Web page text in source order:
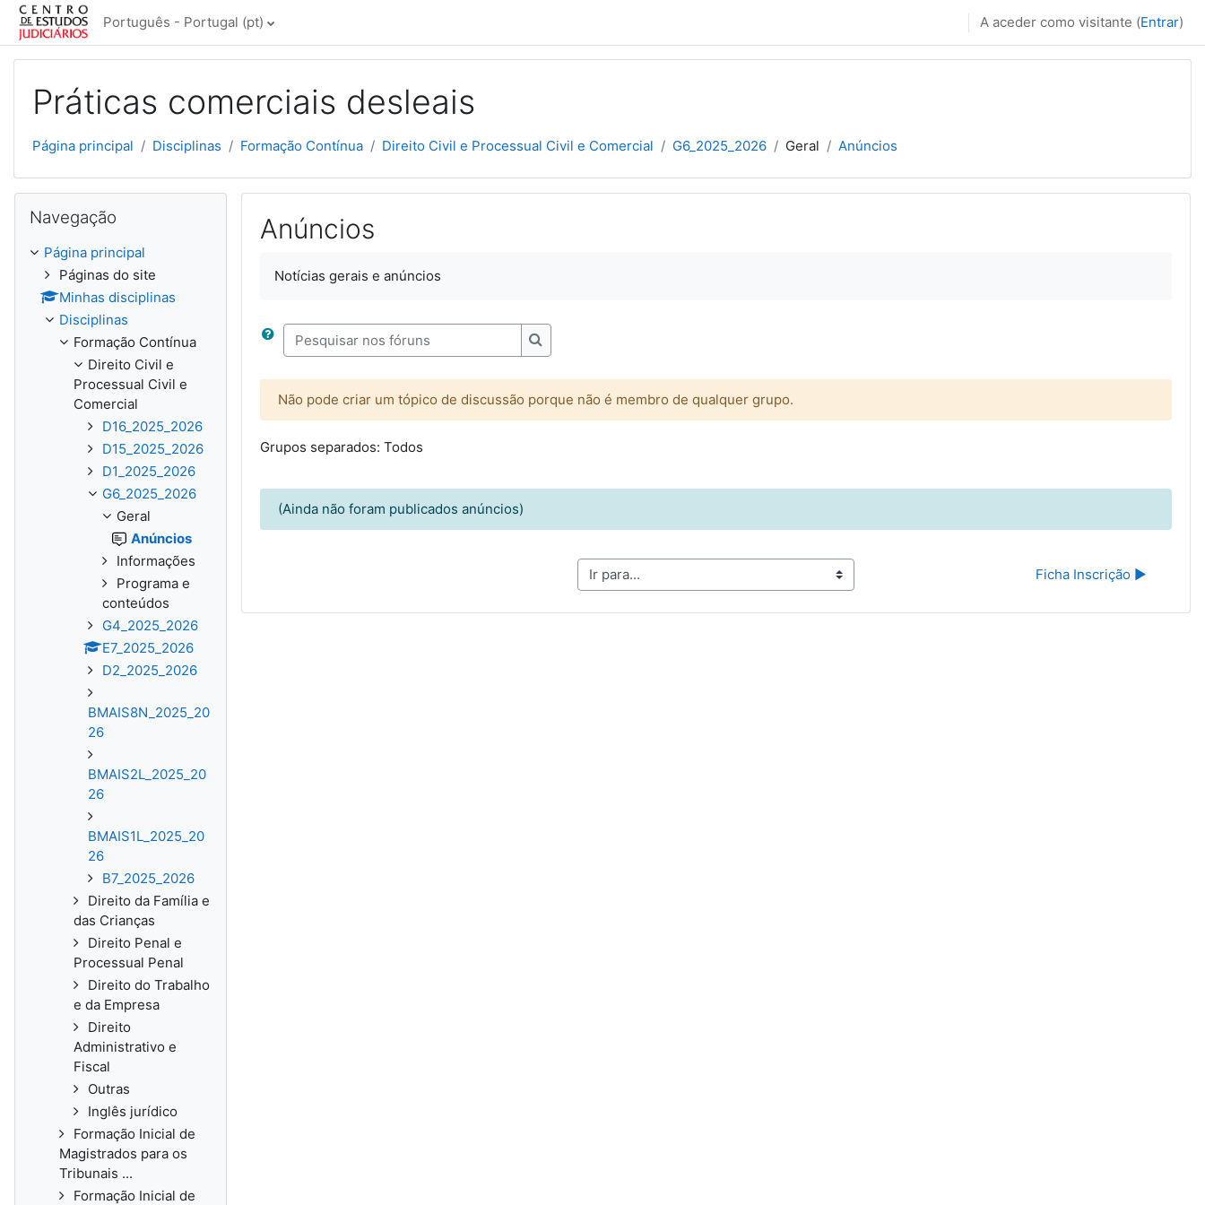
Ir para o conteúdo principal
Português - Portugal ‎(pt)‎ A aceder como visitante (Entrar)
Práticas comerciais desleais
Página principal Disciplinas Formação Contínua Direito Civil e Processual Civil e Comercial G6_2025_2026 Geral Anúncios
Anúncios
Notícias gerais e anúncios
Pesquisar nos fóruns
Pesquisar nos fóruns
Não pode criar um tópico de discussão porque não é membro de qualquer grupo.
Grupos separados: Todos
(Ainda não foram publicados anúncios)
Ir para... Ficha Inscrição ▶︎
Navegação
Página principal
Páginas do site
Minhas disciplinas
Disciplinas
Formação Contínua
Direito Civil e
Processual Civil e
Comercial
D16_2025_2026
D15_2025_2026
D1_2025_2026
G6_2025_2026
Geral
Anúncios
Informações
Programa e
conteúdos
G4_2025_2026
E7_2025_2026
D2_2025_2026
BMAIS8N_2025_20
26
BMAIS2L_2025_20
26
BMAIS1L_2025_20
26
B7_2025_2026
Direito da Família e
das Crianças
Direito Penal e
Processual Penal
Direito do Trabalho
e da Empresa
Direito
Administrativo e
Fiscal
Outras
Inglês jurídico
Formação Inicial de
Magistrados para os
Tribunais ...
Formação Inicial de